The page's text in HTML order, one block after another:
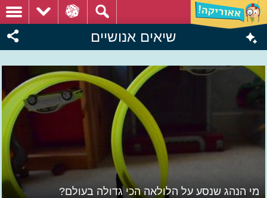
שיאים אנושיים
מי הנהג שנסע על הלולאה הכי גדולה בעולם?